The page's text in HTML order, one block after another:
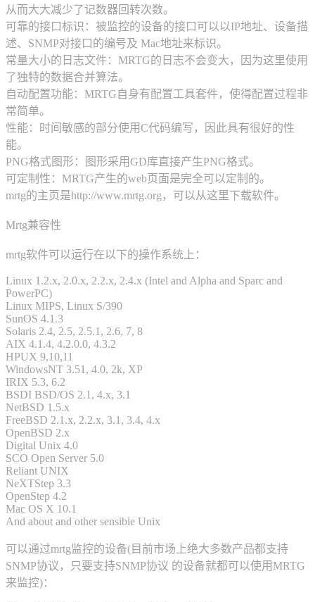
从而大大减少了记数器回转次数。
可靠的接口标识：被监控的设备的接口可以以IP地址、设备描
述、SNMP对接口的编号及 Mac地址来标识。
常量大小的日志文件：MRTG的日志不会变大，因为这里使用
了独特的数据合并算法。
自动配置功能：MRTG自身有配置工具套件，使得配置过程非
常简单。
性能：时间敏感的部分使用C代码编写，因此具有很好的性
能。
PNG格式图形：图形采用GD库直接产生PNG格式。
可定制性：MRTG产生的web页面是完全可以定制的。
mrtg的主页是http://www.mrtg.org，可以从这里下载软件。
Mrtg兼容性
mrtg软件可以运行在以下的操作系统上：
Linux 1.2.x, 2.0.x, 2.2.x, 2.4.x (Intel and Alpha and Sparc and
PowerPC)
Linux MIPS, Linux S/390
SunOS 4.1.3
Solaris 2.4, 2.5, 2.5.1, 2.6, 7, 8
AIX 4.1.4, 4.2.0.0, 4.3.2
HPUX 9,10,11
WindowsNT 3.51, 4.0, 2k, XP
IRIX 5.3, 6.2
BSDI BSD/OS 2.1, 4.x, 3.1
NetBSD 1.5.x
FreeBSD 2.1.x, 2.2.x, 3.1, 3.4, 4.x
OpenBSD 2.x
Digital Unix 4.0
SCO Open Server 5.0
Reliant UNIX
NeXTStep 3.3
OpenStep 4.2
Mac OS X 10.1
And about and other sensible Unix
可以通过mrtg监控的设备(目前市场上绝大多数产品都支持
SNMP协议，只要支持SNMP协议 的设备就都可以使用MRTG
来监控)：